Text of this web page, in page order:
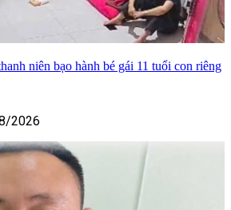
niên bạo hành bé gái 11 tuổi con riêng
2026